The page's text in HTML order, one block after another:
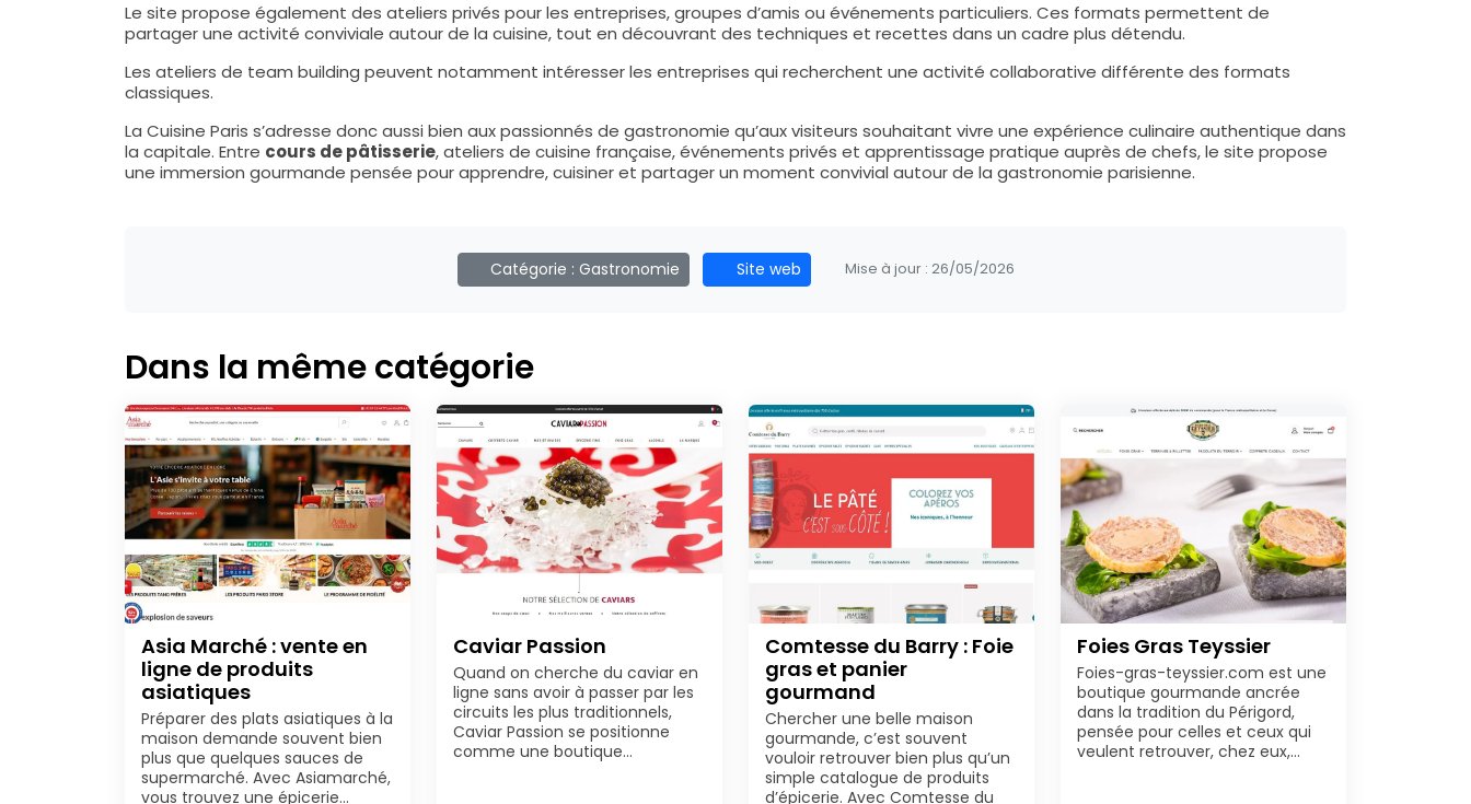
Le site propose également des ateliers privés pour les entreprises, groupes d’amis ou événements particuliers. Ces formats permettent de
partager une activité conviviale autour de la cuisine, tout en découvrant des techniques et recettes dans un cadre plus détendu.
Les ateliers de team building peuvent notamment intéresser les entreprises qui recherchent une activité collaborative différente des formats
classiques.
La Cuisine Paris s’adresse donc aussi bien aux passionnés de gastronomie qu’aux visiteurs souhaitant vivre une expérience culinaire authentique dans
la capitale. Entre cours de pâtisserie, ateliers de cuisine française, événements privés et apprentissage pratique auprès de chefs, le site propose
une immersion gourmande pensée pour apprendre, cuisiner et partager un moment convivial autour de la gastronomie parisienne.
Catégorie : Gastronomie Site web Mise à jour : 26/05/2026
Dans la même catégorie
Asia Marché : vente en
ligne de produits
asiatiques
Préparer des plats asiatiques à la
maison demande souvent bien
plus que quelques sauces de
supermarché. Avec Asiamarché,
vous trouvez une épicerie…
Caviar Passion
Quand on cherche du caviar en
ligne sans avoir à passer par les
circuits les plus traditionnels,
Caviar Passion se positionne
comme une boutique…
Comtesse du Barry : Foie
gras et panier
gourmand
Chercher une belle maison
gourmande, c’est souvent
vouloir retrouver bien plus qu’un
simple catalogue de produits
d’épicerie. Avec Comtesse du
Foies Gras Teyssier
Foies-gras-teyssier.com est une
boutique gourmande ancrée
dans la tradition du Périgord,
pensée pour celles et ceux qui
veulent retrouver, chez eux,…